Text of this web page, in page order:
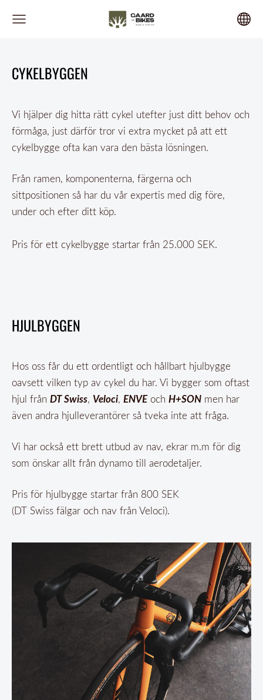
CYKELBYGGEN
Vi hjälper dig hitta rätt cykel utefter just ditt behov och
förmåga, just därför tror vi extra mycket på att ett
cykelbygge ofta kan vara den bästa lösningen.
Från ramen, komponenterna, färgerna och
sittpositionen så har du vår expertis med dig före,
under och efter ditt köp.
Pris för ett cykelbygge startar från 25.000 SEK.
HJULBYGGEN
Hos oss får du ett ordentligt och hållbart hjulbygge
oavsett vilken typ av cykel du har. Vi bygger som oftast
hjul från DT Swiss, Veloci, ENVEoch H+SON men har
även andra hjulleverantörer så tveka inte att fråga.
Vi har också ett brett utbud av nav, ekrar m.m för dig
som önskar allt från dynamo till aerodetaljer.
Pris för hjulbygge startar från 800 SEK
(DT Swiss fälgar och nav från Veloci).